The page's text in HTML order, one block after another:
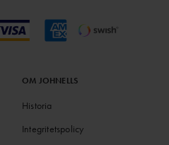
OM JOHNELLS
Historia
Integritetspolicy